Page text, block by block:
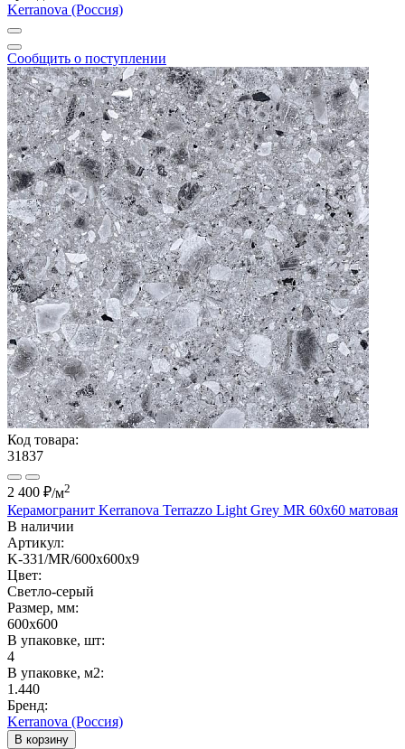
Kerranova (Россия)
Сообщить о поступлении
Код товара:
31837
2 400 ₽/м2
Керамогранит Kerranova Terrazzo Light Grey MR 60x60 матовая
В наличии
Артикул:
K-331/MR/600x600x9
Цвет:
Светло-серый
Размер, мм:
600x600
В упаковке, шт:
4
В упаковке, м2:
1.440
Бренд:
Kerranova (Россия)
В корзину